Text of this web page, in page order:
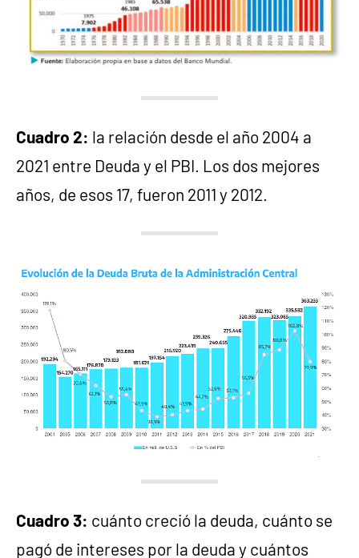
Cuadro 2: la relación desde el año 2004 a
2021 entre Deuda y el PBI. Los dos mejores
años, de esos 17, fueron 2011 y 2012.
Cuadro 3: cuánto creció la deuda, cuánto se
pagó de intereses por la deuda y cuántos